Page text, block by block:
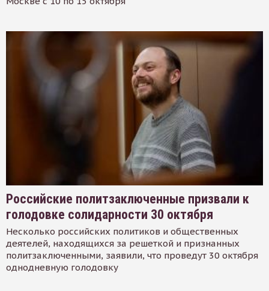
Российские политзаключенные призвали к
голодовке солидарности 30 октября
Несколько российских политиков и общественных
деятелей, находящихся за решеткой и признанных
политзаключенными, заявили, что проведут 30 октября
однодневную голодовку